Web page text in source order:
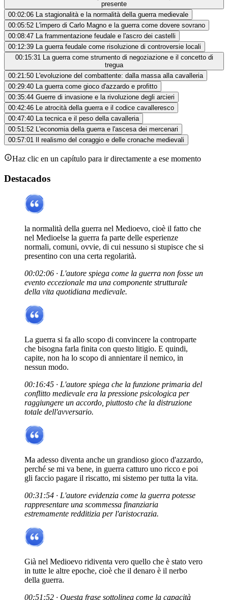
presente
00:02:06
La stagionalità e la normalità della guerra medievale
00:05:52
L'impero di Carlo Magno e la guerra come dovere sovrano
00:08:47
La frammentazione feudale e l'ascro dei castelli
00:12:39
La guerra feudale come risoluzione di controversie locali
00:15:31
La guerra come strumento di negoziazione e il concetto di
tregua
00:21:50
L'evoluzione del combattente: dalla massa alla cavalleria
00:29:40
La guerra come gioco d'azzardo e profitto
00:35:44 Guerre di invasione e la rivoluzione degli arcieri
00:42:46
Le atrocità della guerra e il codice cavalleresco
00:47:40
La tecnica e il peso della cavalleria
00:51:52
L'economia della guerra e l'ascesa dei mercenari
00:57:01
Il realismo del coraggio e delle cronache medievali
Haz clic en un capítulo para ir directamente a ese momento
Destacados
la normalità della guerra nel Medioevo, cioè il fatto che
nel Medioelse la guerra fa parte delle esperienze
normali, comuni, ovvie, di cui nessuno si stupisce che si
presentino con una certa regolarità.
00:02:06 · L'autore spiega come la guerra non fosse un
evento eccezionale ma una componente strutturale
della vita quotidiana medievale.
La guerra si fa allo scopo di convincere la controparte
che bisogna farla finita con questo litigio. E quindi,
capite, non ha lo scopo di annientare il nemico, in
nessun modo.
00:16:45 · L'autore spiega che la funzione primaria del
conflitto medievale era la pressione psicologica per
raggiungere un accordo, piuttosto che la distruzione
totale dell'avversario.
Ma adesso diventa anche un grandioso gioco d'azzardo,
perché se mi va bene, in guerra catturo uno ricco e poi
gli faccio pagare il riscatto, mi sistemo per tutta la vita.
00:31:54 · L'autore evidenzia come la guerra potesse
rappresentare una scommessa finanziaria
estremamente redditizia per l'aristocrazia.
Già nel Medioevo ridiventa vero quello che è stato vero
in tutte le altre epoche, cioè che il denaro è il nerbo
della guerra.
00:51:52 · Questa frase sottolinea come la capacità